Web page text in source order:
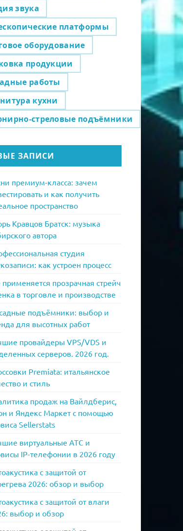
звука
платформы
оборудование
продукции
работы
кухни
стреловые подъёмники
ЗАПИСИ
премиум-класса: зачем
и как получить
пространство
Кравцов Братск: музыка
автора
студия
как устроен процесс
применяется прозрачная стрейч
в торговле и производстве
подъёмники: выбор и
для высотных работ
провайдеры VPS/VDS и
серверов. 2026 год.
Premiata: итальянское
и стиль
продаж на Вайлдберис,
и Яндекс Маркет с помощью
Sellerstats
виртуальные АТС и
IP-телефонии в 2026 году
с защитой от
2026: обзор и выбор
с защитой от влаги
выбор и обзор